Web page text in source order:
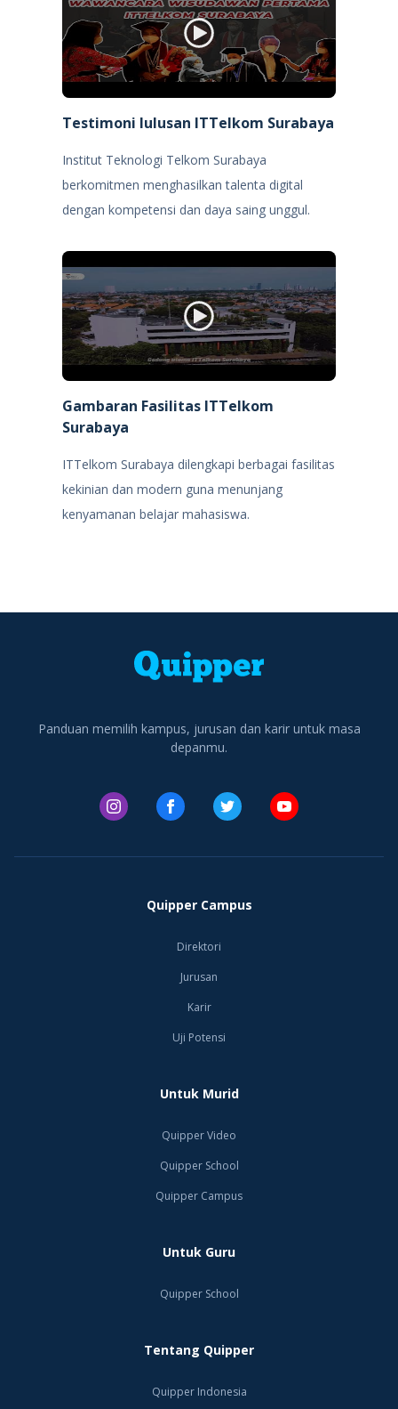
Testimoni lulusan ITTelkom Surabaya
Institut Teknologi Telkom Surabaya
berkomitmen menghasilkan talenta digital
dengan kompetensi dan daya saing unggul.
Gambaran Fasilitas ITTelkom
Surabaya
ITTelkom Surabaya dilengkapi berbagai fasilitas
kekinian dan modern guna menunjang
kenyamanan belajar mahasiswa.
Panduan memilih kampus, jurusan dan karir untuk masa
depanmu.
Quipper Campus
Direktori
Jurusan
Karir
Uji Potensi
Untuk Murid
Quipper Video
Quipper School
Quipper Campus
Untuk Guru
Quipper School
Tentang Quipper
Quipper Indonesia